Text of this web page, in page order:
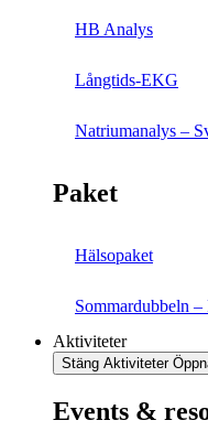
HB Analys
Långtids-EKG
Natriumanalys –
Paket
Hälsopaket
Sommardubbeln –
Aktiviteter
Stäng Aktiviteter
Events &